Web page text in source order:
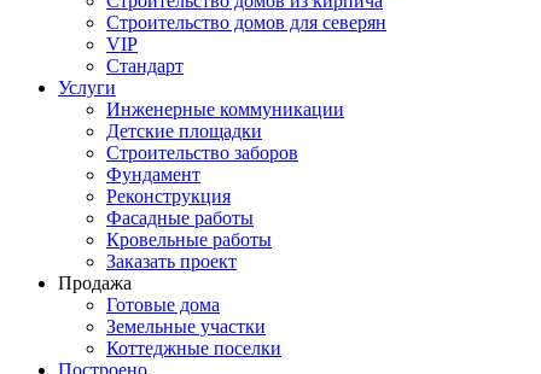
Строительство домов для северян
VIP
Стандарт
Услуги
Инженерные коммуникации
Детские площадки
Строительство заборов
Фундамент
Реконструкция
Фасадные работы
Кровельные работы
Заказать проект
Продажа
Готовые дома
Земельные участки
Коттеджные поселки
Построено